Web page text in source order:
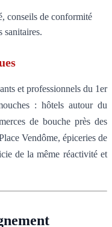
conseils de conformité
sanitaires.
et professionnels du 1er
: hôtels autour du
de bouche près des
Vendôme, épiceries de
de la même réactivité et